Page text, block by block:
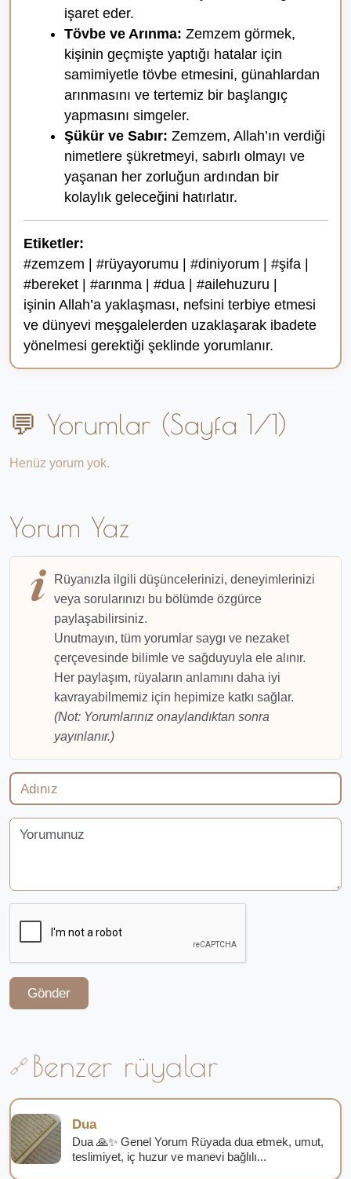
işaret eder.
Tövbe ve Arınma: Zemzem görmek,
kişinin geçmişte yaptığı hatalar için
samimiyetle tövbe etmesini, günahlardan
arınmasını ve tertemiz bir başlangıç
yapmasını simgeler.
Şükür ve Sabır: Zemzem, Allah’ın verdiği
nimetlere şükretmeyi, sabırlı olmayı ve
yaşanan her zorluğun ardından bir
kolaylık geleceğini hatırlatır.
Etiketler:
#zemzem | #rüyayorumu | #diniyorum | #şifa |
#bereket | #arınma | #dua | #ailehuzuru |
işinin Allah’a yaklaşması, nefsini terbiye etmesi
ve dünyevi meşgalelerden uzaklaşarak ibadete
yönelmesi gerektiği şeklinde yorumlanır.
💬 Yorumlar (Sayfa 1/1)
Henüz yorum yok.
Yorum Yaz
Rüyanızla ilgili düşüncelerinizi, deneyimlerinizi
veya sorularınızı bu bölümde özgürce
paylaşabilirsiniz.
Unutmayın, tüm yorumlar saygı ve nezaket
çerçevesinde bilimle ve sağduyuyla ele alınır.
Her paylaşım, rüyaların anlamını daha iyi
kavrayabilmemiz için hepimize katkı sağlar.
(Not: Yorumlarınız onaylandıktan sonra
yayınlanır.)
Gönder
Benzer rüyalar
Dua
Dua 🙏✨ Genel Yorum Rüyada dua etmek, umut,
teslimiyet, iç huzur ve manevi bağlılı...